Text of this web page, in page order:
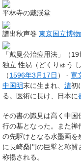
平林寺の戴渓堂
譜出秋声巻 東京国立博
「戴曼公治痘用法」（19
独立 性易 （どくりゅう
（1596年3月17日 ） - 寛
中国明末に生まれ、 清初
る。医術に長け、日本に
その書の識見は高く中
行の基となった。また禅
の先駆けとなる水墨画
に長崎桑門の巨擘と称賛
称揚される。